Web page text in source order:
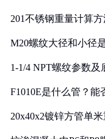
201不锈钢重量计算
M20螺纹大径和小径
1-1/4 NPT螺纹参数
F1010E是什么管？能
20x40x2镀锌方管单